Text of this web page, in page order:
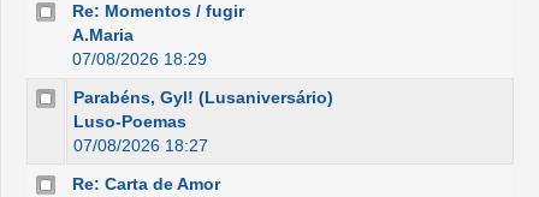
Re: Momentos / fugir
A.Maria
07/08/2026 18:29
Parabéns, Gyl! (Lusaniversário)
Luso-Poemas
07/08/2026 18:27
Re: Carta de Amor